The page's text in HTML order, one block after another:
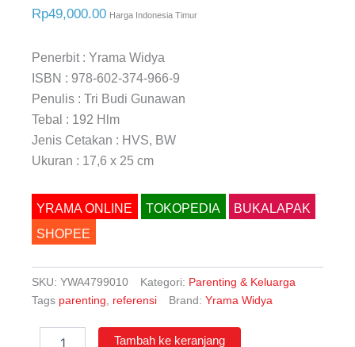
Rp49,000.00 Harga Indonesia Timur
Penerbit : Yrama Widya
ISBN : 978-602-374-966-9
Penulis : Tri Budi Gunawan
Tebal : 192 Hlm
Jenis Cetakan : HVS, BW
Ukuran : 17,6 x 25 cm
YRAMA ONLINE TOKOPEDIA
BUKALAPAK
SHOPEE
SKU: YWA4799010 Kategori: Parenting & Keluarga
Tags parenting, referensi Brand: Yrama Widya
Tambah ke keranjang